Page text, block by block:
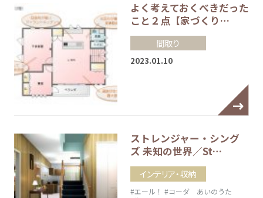
よく考えておくべきだった
こと２点【家づくり…
間取り
2023.01.10
ストレンジャー・シング
ズ 未知の世界／St…
インテリア・収納
#エール！ #コーダ あいのうた